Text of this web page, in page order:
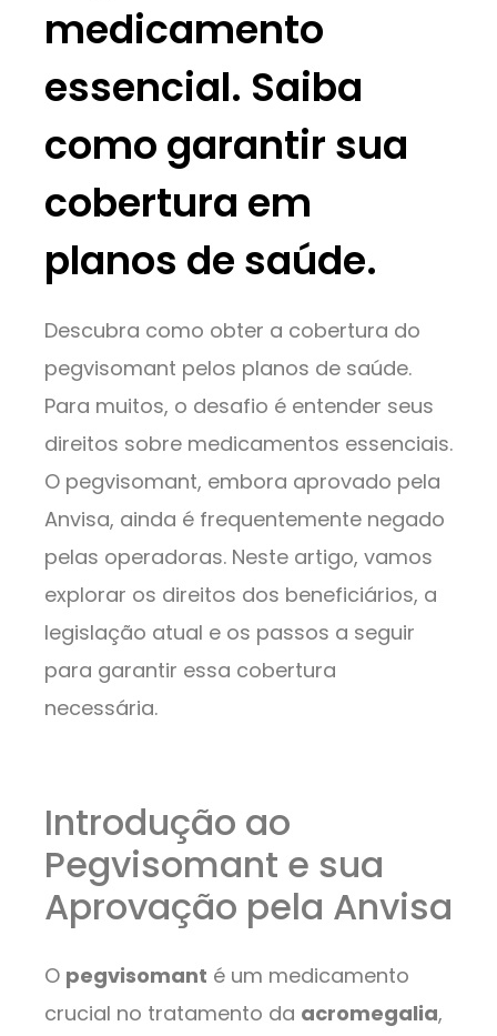
medicamento
essencial. Saiba
como garantir sua
cobertura em
planos de saúde.
Descubra como obter a cobertura do
pegvisomant pelos planos de saúde.
Para muitos, o desafio é entender seus
direitos sobre medicamentos essenciais.
O pegvisomant, embora aprovado pela
Anvisa, ainda é frequentemente negado
pelas operadoras. Neste artigo, vamos
explorar os direitos dos beneficiários, a
legislação atual e os passos a seguir
para garantir essa cobertura
necessária.
Introdução ao
Pegvisomant e sua
Aprovação pela Anvisa
O pegvisomant é um medicamento
crucial no tratamento da acromegalia,